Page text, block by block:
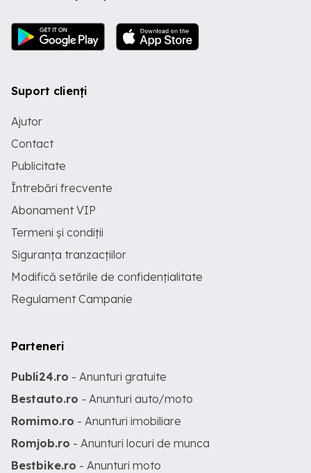
Suport clienți
Ajutor
Contact
Publicitate
Întrebări frecvente
Abonament VIP
Termeni și condiții
Siguranța tranzacțiilor
Modifică setările de confidențialitate
Regulament Campanie
Parteneri
Publi24.ro - Anunturi gratuite
Bestauto.ro - Anunturi auto/moto
Romimo.ro - Anunturi imobiliare
Romjob.ro - Anunturi locuri de munca
Bestbike.ro - Anunturi moto